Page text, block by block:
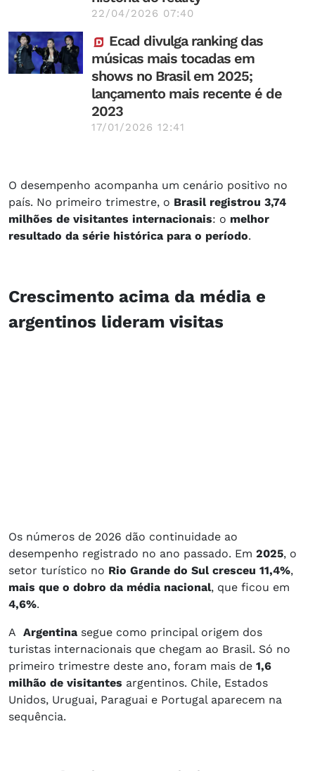
22/04/2026 07:40
Ecad divulga ranking das
músicas mais tocadas em
shows no Brasil em 2025;
lançamento mais recente é de
2023
17/01/2026 12:41
O desempenho acompanha um cenário positivo no
país. No primeiro trimestre, o Brasil registrou 3,74
milhões de visitantes internacionais: o melhor
resultado da série histórica para o período.
Crescimento acima da média e
argentinos lideram visitas
Os números de 2026 dão continuidade ao
desempenho registrado no ano passado. Em 2025, o
setor turístico no Rio Grande do Sul cresceu 11,4%,
mais que o dobro da média nacional, que ficou em
4,6%.
A Argentina segue como principal origem dos
turistas internacionais que chegam ao Brasil. Só no
primeiro trimestre deste ano, foram mais de 1,6
milhão de visitantes argentinos. Chile, Estados
Unidos, Uruguai, Paraguai e Portugal aparecem na
sequência.